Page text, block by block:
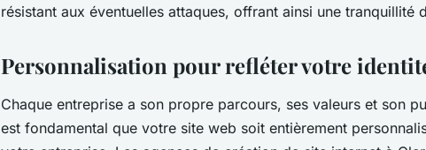
résistant aux éventuelles attaques, offrant ainsi une tranquillité
Personnalisation pour refléter votre
Chaque entreprise a son propre parcours, ses valeurs et son
est fondamental que votre site web soit entièrement